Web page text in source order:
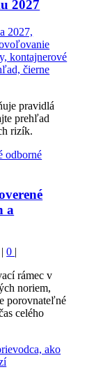
2027
2027,
kontajnerové
čierne
pravidlá
prehľad
rizík.
a
|0 |
rámec v
noriem,
porovnateľné
celého